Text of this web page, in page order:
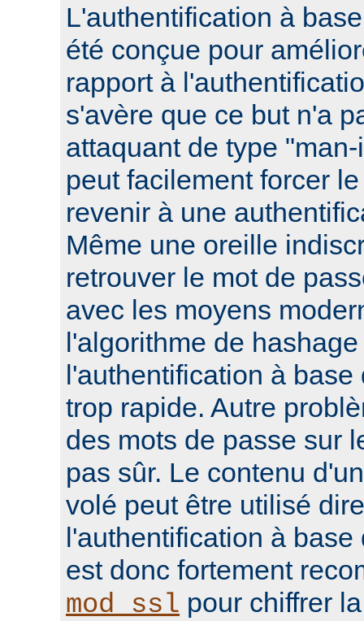
L'authentification à
été conçue pour
rapport à
s'avère que ce but n'a
attaquant de type
peut facilement forcer
revenir à une
Même une oreille
retrouver le mot de
avec les moyens
l'algorithme de
l'authentification à
trop rapide. Autre
des mots de passe sur
pas sûr. Le contenu
volé peut être utilisé
l'authentification à base
est donc fortement
mod_ssl pour chiffrer